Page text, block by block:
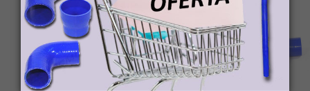
51mm
a
57mm